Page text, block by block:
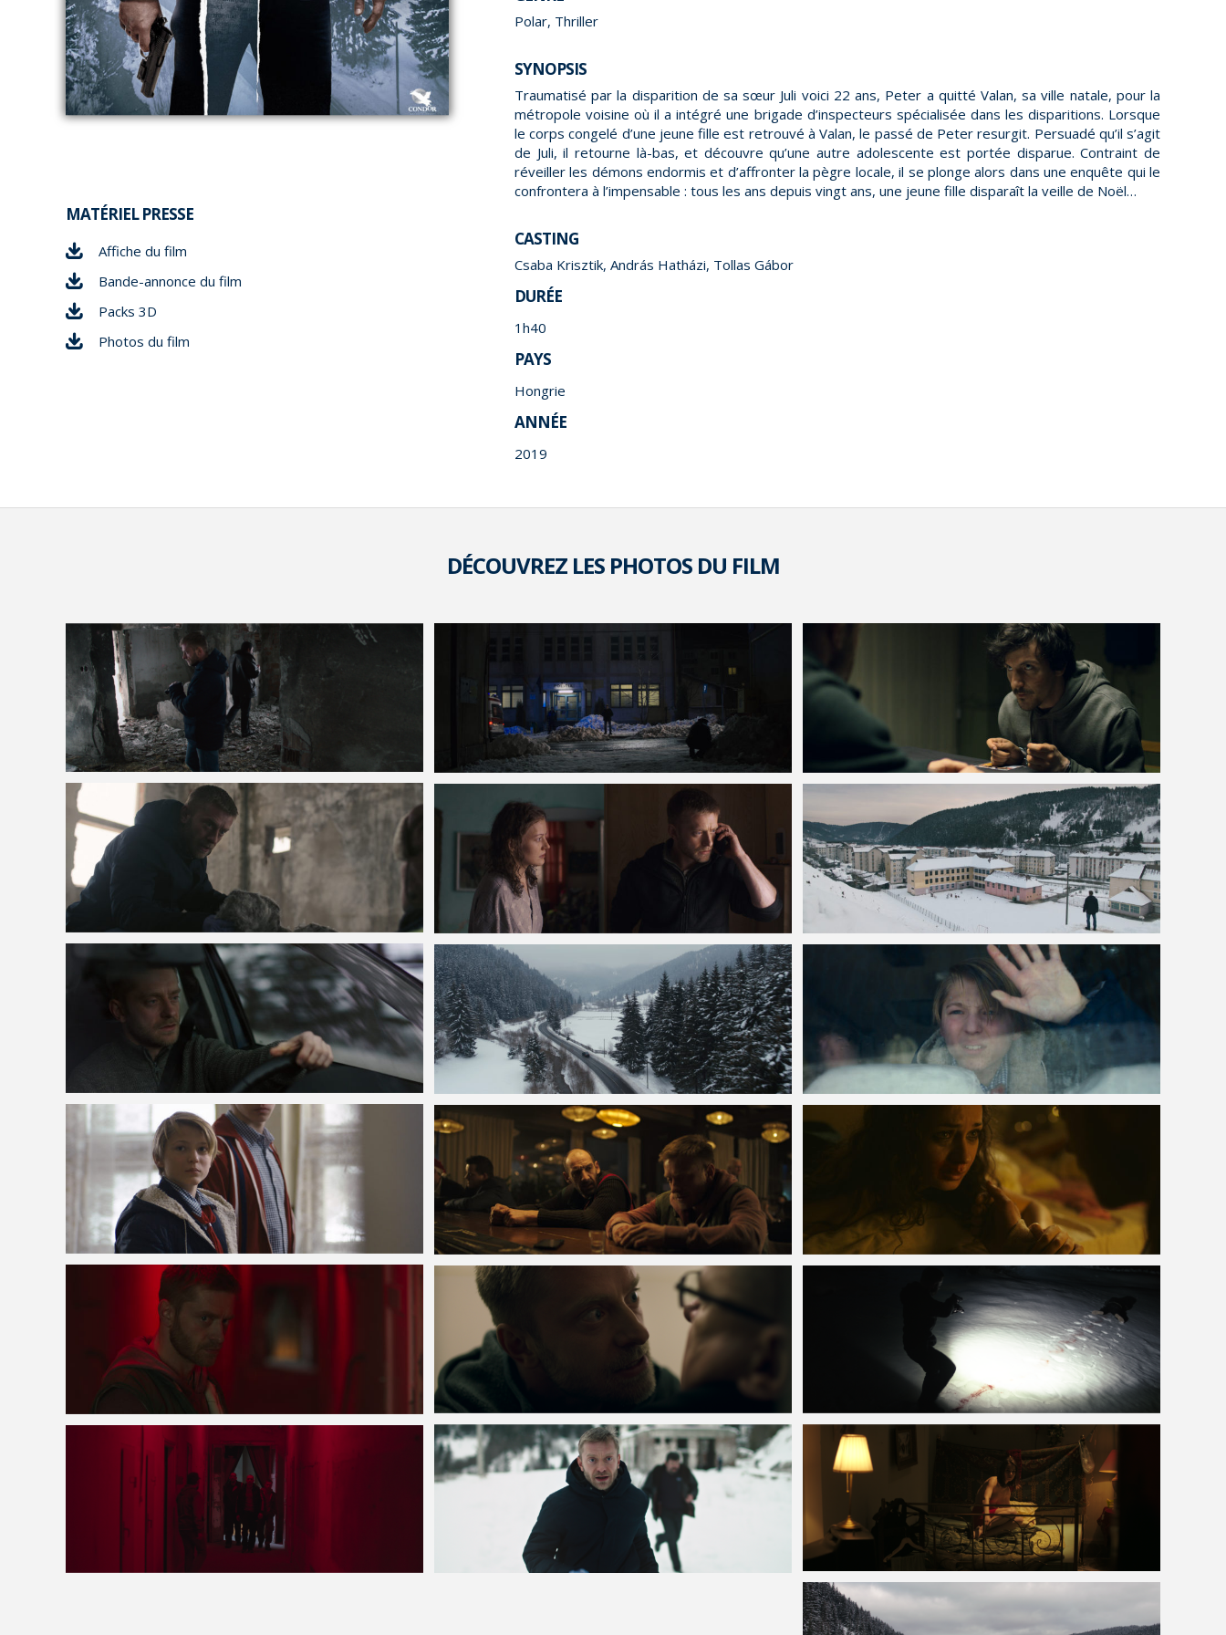
MATÉRIEL PRESSE
Affiche du film
Bande-annonce du film
Packs 3D
Photos du film
Polar, Thriller
SYNOPSIS
Traumatisé par la disparition de sa sœur Juli voici 22 ans, Peter a quitté Valan, sa ville natale, pour la
métropole voisine où il a intégré une brigade d’inspecteurs spécialisée dans les disparitions. Lorsque
le corps congelé d’une jeune fille est retrouvé à Valan, le passé de Peter resurgit. Persuadé qu’il s’agit
de Juli, il retourne là-bas, et découvre qu’une autre adolescente est portée disparue. Contraint de
réveiller les démons endormis et d’affronter la pègre locale, il se plonge alors dans une enquête qui le
confrontera à l’impensable : tous les ans depuis vingt ans, une jeune fille disparaît la veille de Noël…
CASTING
Csaba Krisztik, András Hatházi, Tollas Gábor
DURÉE
1h40
PAYS
Hongrie
ANNÉE
2019
DÉCOUVREZ LES PHOTOS DU FILM
VOIR LA PHOTO EN GRAND FORMAT VOIR LA PHOTO EN GRAND FORMAT VOIR LA PHOTO EN GRAND FORMAT
VOIR LA PHOTO EN GRAND FORMAT VOIR LA PHOTO EN GRAND FORMAT VOIR LA PHOTO EN GRAND FORMAT
VOIR LA PHOTO EN GRAND FORMAT VOIR LA PHOTO EN GRAND FORMAT VOIR LA PHOTO EN GRAND FORMAT
VOIR LA PHOTO EN GRAND FORMAT VOIR LA PHOTO EN GRAND FORMAT VOIR LA PHOTO EN GRAND FORMAT
VOIR LA PHOTO EN GRAND FORMAT VOIR LA PHOTO EN GRAND FORMAT VOIR LA PHOTO EN GRAND FORMAT
VOIR LA PHOTO EN GRAND FORMAT VOIR LA PHOTO EN GRAND FORMAT
VOIR LA PHOTO EN GRAND FORMAT